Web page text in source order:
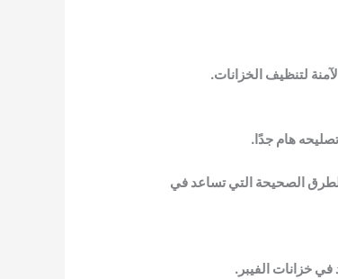
لتنظيف الخزانات.
هام جدًا.
الصحيحة التي تساعد في
خزانات الفيبر.